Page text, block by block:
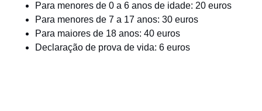
Para menores de 0 a 6 anos de idade: 20 euros
Para menores de 7 a 17 anos: 30 euros
Para maiores de 18 anos: 40 euros
Declaração de prova de vida: 6 euros